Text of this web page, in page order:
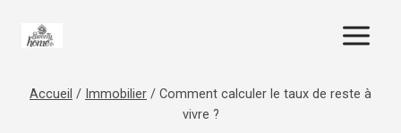
Accueil / Immobilier / Comment calculer le taux de reste à
vivre ?